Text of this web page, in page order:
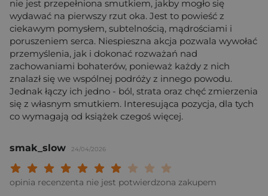
nie jest przepełniona smutkiem, jakby mogło się
wydawać na pierwszy rzut oka. Jest to powieść z
ciekawym pomysłem, subtelnością, mądrościami i
poruszeniem serca. Niespieszna akcja pozwala wywołać
przemyślenia, jak i dokonać rozważań nad
zachowaniami bohaterów, ponieważ każdy z nich
znalazł się we wspólnej podróży z innego powodu.
Jednak łączy ich jedno - ból, strata oraz chęć zmierzenia
się z własnym smutkiem. Interesująca pozycja, dla tych
co wymagają od książek czegoś więcej.
smak_slow 24/04/2026
Twoja ocena:
Twoja ocena: Wybitna 9/
Twoja ocena: Rewelacyjna 8/
Twoja ocena: Bardzo dobra 7/10"
Twoja ocena: Dobra 6/10"
Twoja ocena: Przeciętna 5/10"
Twoja ocena: Może być 4/10"
Twoja ocena: Słaba 3/10"
Twoja ocena: Bardzo słaba 2/10"
Twoja ocena: Beznadziejna 1/10"
opinia recenzenta nie jest potwierdzona zakupem